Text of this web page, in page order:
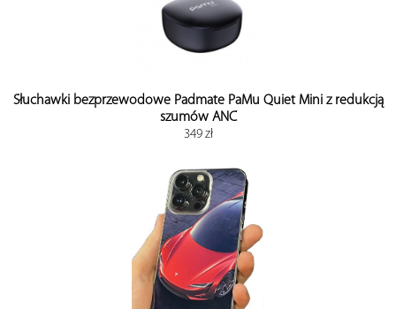
Słuchawki bezprzewodowe Padmate PaMu Quiet Mini z redukcją
szumów ANC
349 zł